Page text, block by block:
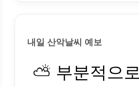
내일 산악날씨 예보
⛅ 부분적으로